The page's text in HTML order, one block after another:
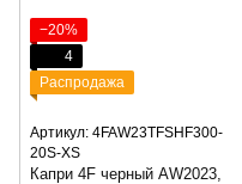
−20%
4
Распродажа
Артикул: 4FAW23TFSHF300-
20S-XS
Капри 4F черный AW2023,